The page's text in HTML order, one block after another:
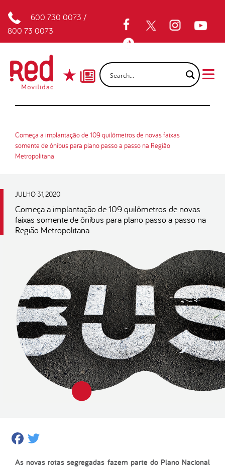
600 730 0073 /
800 73 0073
Começa a implantação de 109 quilômetros de novas faixas
somente de ônibus para plano passo a passo na Região
Metropolitana
JULHO 31, 2020
Começa a implantação de 109 quilômetros de novas
faixas somente de ônibus para plano passo a passo na
Região Metropolitana
Facebook
As novas rotas segregadas fazem parte do Plano Nacional